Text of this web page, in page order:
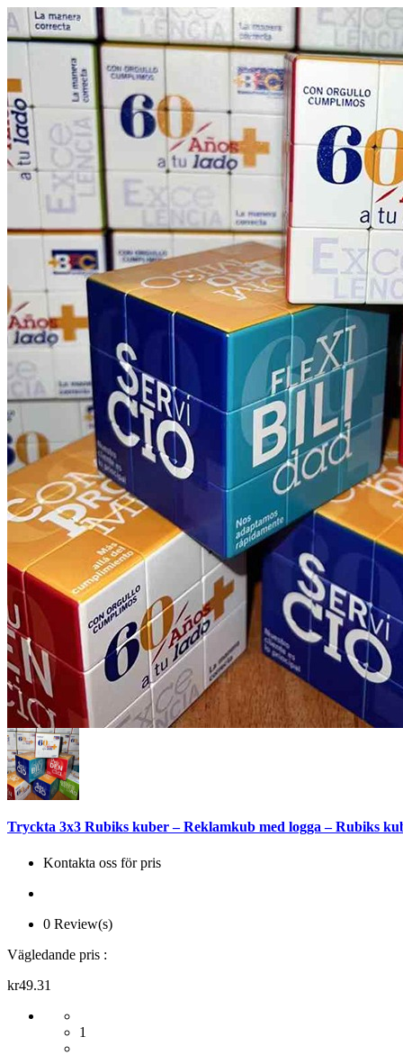
Tryckta 3x3 Rubiks kuber – Reklamkub med logga – Rubiks
Kontakta oss för pris
0 Review(s)
Vägledande pris :
kr49.31
1